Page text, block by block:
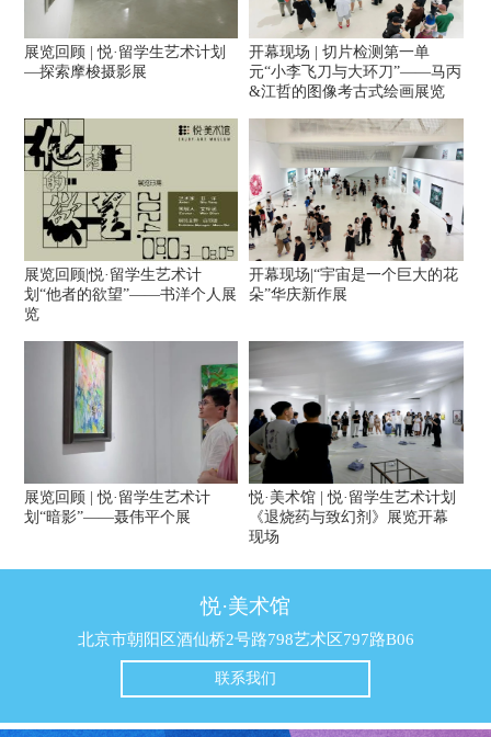
展览回顾 | 悦·留学生艺术计划
—探索摩梭摄影展
开幕现场 | 切片检测第一单
元“小李飞刀与大环刀”——马丙
&江哲的图像考古式绘画展览
展览回顾|悦·留学生艺术计
划“他者的欲望”——书洋个人展
览
开幕现场|“宇宙是一个巨大的花
朵”华庆新作展
展览回顾 | 悦·留学生艺术计
划“暗影”——聂伟平个展
悦·美术馆 | 悦·留学生艺术计划
《退烧药与致幻剂》展览开幕
现场
悦·美术馆
北京市朝阳区酒仙桥2号路798艺术区797路B06
联系我们